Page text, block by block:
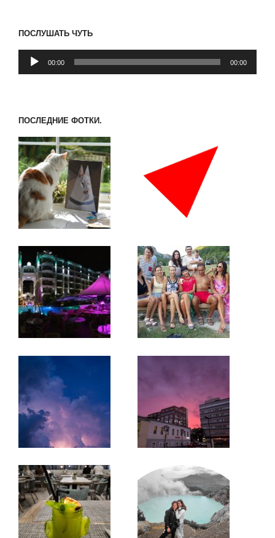
ПОСЛУШАТЬ ЧУТЬ
Аудиоплеер
00:00 00:00
ПОСЛЕДНИЕ ФОТКИ.